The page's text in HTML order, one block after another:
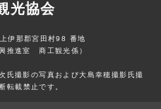
光協会
伊那郡宮田村98 番地
推進室 商工観光係）
氏撮影の写真および大島幸穂撮影氏撮
転載禁止です。